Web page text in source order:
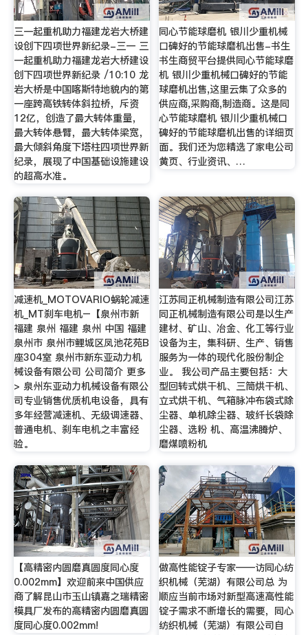
三一起重机助力福建龙岩大桥建
设创下四项世界新纪录-三一 三
一起重机助力福建龙岩大桥建设
创下四项世界新纪录 /10:10 龙
岩大桥是中国喀斯特地貌内的第
一座跨高铁转体斜拉桥，斥资
12亿，创造了最大转体重量，
最大转体悬臂，最大转体梁宽，
最大倾斜角度下塔柱四项世界新
纪录，展现了中国基础设施建设
的超高水准。
同心节能球磨机 银川少重机械
口碑好的节能球磨机出售-书生
书生商贸平台提供同心节能球磨
机 银川少重机械口碑好的节能
球磨机出售,这里云集了众多的
供应商,采购商,制造商。这是同
心节能球磨机 银川少重机械口
碑好的节能球磨机出售的详细页
面。我们还为您精选了家电公司
黄页、行业资讯、…
减速机_MOTOVARIO蜗轮减速
机_MT刹车电机–【泉州市新
福建 泉州 福建 泉州 中国 福建
泉州市 泉州市鲤城区凤池花苑B
座304室 泉州市新东亚动力机
械设备有限公司 公司简介 更多
> 泉州东亚动力机械设备有限公
司专业销售优质机电设备，具有
多年经营减速机、无级调速器、
普通电机、刹车电机之丰富经
验。
江苏同正机械制造有限公司江苏
同正机械制造有限公司是以生产
建材、矿山、冶金、化工等行业
设备为主，集科研、生产、销售
服务为一体的现代化股份制企
业。 我公司产品主要包括：大
型回转式烘干机、三筒烘干机、
立式烘干机、气箱脉冲布袋式除
尘器、单机除尘器、玻纤长袋除
尘器、选粉 机、高温沸腾炉、
磨煤喷粉机
【高精密内圆磨真圆度同心度
0.002mm】欢迎前来中国供应
商了解昆山市玉山镇嘉之瑞精密
模具厂发布的高精密内圆磨真圆
度同心度0.002mm!
做高性能锭子专家——访同心纺
织机械（芜湖）有限公司总 为
顺应当前市场对新型高速高性能
锭子需求不断增长的需要，同心
纺织机械（芜湖）有限公司自